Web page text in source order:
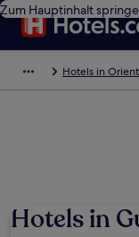
Zum Hauptinhalt
Hotels in
Hotels in